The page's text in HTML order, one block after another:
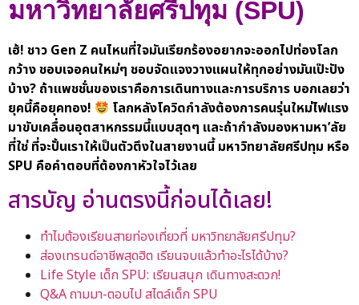
มหาวิทยาลัยศรีปทุม (SPU)
เฮ้! ชาว Gen Z คนไหนที่ใจมันเรียกร้องอยากจะออกไปท่องโลก
กว้าง ชอบเจอคนใหม่ๆ ชอบจัดแจงวางแผนให้ทุกอย่างมันเป๊ะปัง
บ้าง? ถ้าแพชชั่นของเราคือการเดินทางและการบริการ บอกเลยว่า
ยุคนี้คือยุคทอง!
โลกหลังโควิดกำลังต้องการคนรุ่นใหม่ไฟแรง
มาขับเคลื่อนอุตสาหกรรมนี้แบบสุดๆ และถ้ากำลังมองหามหา’ลัย
ที่ใช่ ที่จะปั้นเราให้เป็นตัวตึงในสายงานนี้ มหาวิทยาลัยศรีปทุม หรือ
SPU คือคำตอบที่ต้องกาหัวใจไว้เลย
สารบัญ อ่านตรงนี้ก่อนได้เลย!
ทำไมต้องเรียนสายท่องเที่ยวที่ มหาวิทยาลัยศรีปทุม?
ส่องเทรนด์อาชีพสุดฮิต เรียนจบแล้วทำอะไรได้บ้าง?
Life Style เด็ก SPU: เรียนสนุก เดินทางสะดวก!
Q&A ถามมา-ตอบไป สไตล์เด็ก SPU